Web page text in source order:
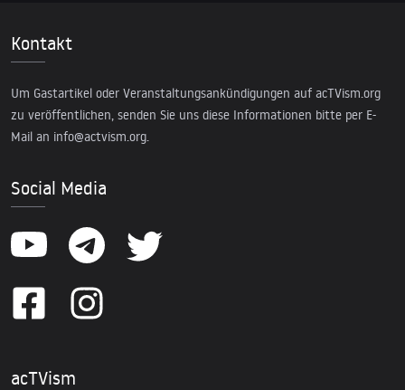
Kontakt
Um Gastartikel oder Veranstaltungsankündigungen auf acTVism.org
zu veröffentlichen, senden Sie uns diese Informationen bitte per E-
Mail an info@actvism.org
Social Media
acTVism